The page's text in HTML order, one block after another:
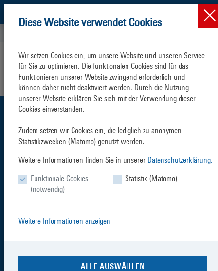
Ansprechpartnerder
ROSTOCK PORT GmbH
ROSTOCK PORT GMBH
Ost-West-Straße 32
18147 Rostock
Zentrale
+49 (0) 381 350 0
+49 (0) 381 350 0
+49 (0) 381 350 4005
Diese Website verwendet Cookies
Wir setzen Cookies ein, um unsere Website und unseren Service
für Sie zu optimieren. Die funktionalen Cookies sind für das
Funktionieren unserer Website zwingend erforderlich und
können daher nicht deaktiviert werden. Durch die Nutzung
unserer Website erklären Sie sich mit der Verwendung dieser
Cookies einverstanden.
Zudem setzen wir Cookies ein, die lediglich zu anonymen
Statistikzwecken (Matomo) genutzt werden.
Weitere Informationen finden Sie in unserer Datenschutzerklärung.
Funktionale Cookies
(notwendig)
Statistik (Matomo)
Weitere Informationen anzeigen
ALLE AUSWÄHLEN